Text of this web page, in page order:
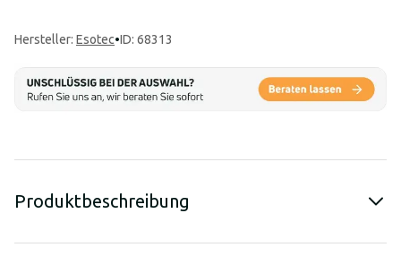
Hersteller: Esotec•ID: 68313
Produktbeschreibung